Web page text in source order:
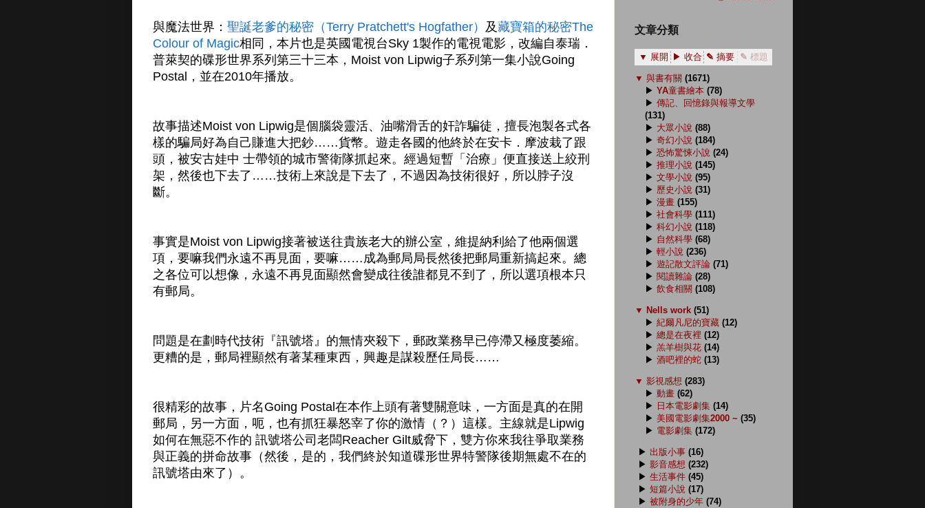
與魔法世界： 聖誕老爹的秘密（Terry Pratchett's Hogfather） 及藏寶箱的秘密The
Colour of Magic相同，本片也是英國電視台Sky 1製作的電視電影，改編自泰瑞．
普萊契的碟形世界系列第三十三本，Moist von Lipwig子系列第一集小說Going
Postal，並在2010年播放。
故事描述Moist von Lipwig是個腦袋靈活、油嘴滑舌的奸詐騙徒，擅長泡製各式各
樣的騙局好為自己賺進大把鈔……貨幣。遊走各國的他終於在安卡．摩波栽了跟
頭，被安古娃中 士帶領的城市警衛隊抓起來。經過短暫「治療」便直接送上絞刑
架，然後也下去了……技術上來說是下去了，不過因為技術很好，所以脖子沒
斷。
事實是Moist von Lipwig接著被送往貴族老大的辦公室，維提納利給了他兩個選
項，要嘛我們永遠不再見面，要嘛……成為郵局局長然後把郵局重新搞起來。總
之各位可以想像，永遠不再見面顯然會變成往後誰都見不到了，所以選項根本只
有郵局。
問題是在劃時代技術『訊號塔』的無情夾殺下，郵政業務早已停滯又極度萎縮。
更糟的是，郵局裡顯然有著某種東西，興趣是謀殺歷任局長……
很精彩的故事，片名Going Postal在本作上頭有著雙關意味，一方面是真的在開
郵局，另一方面，呃，也有抓狂暴怒宰了你的激情（？）這樣。主線就是Lipwig
如何在無惡不作的 訊號塔公司老闆Reacher Gilt威脅下，雙方你來我往爭取業務
與正義的拼命故事（然後，是的，我們終於知道碟形世界特警隊後期無處不在的
訊號塔由來了）。
文章分類
▼ 展開 ▶ 收合 ✎ 摘要 ✎ 標題
▼ 與書有關 (1671)
▶ YA童書繪本 (78)
▶ 傳記、回憶錄與報導文學
(131)
▶ 大眾小說 (88)
▶ 奇幻小說 (184)
▶ 恐怖驚悚小說 (24)
▶ 推理小說 (145)
▶ 文學小說 (95)
▶ 歷史小說 (31)
▶ 漫畫 (155)
▶ 社會科學 (111)
▶ 科幻小說 (118)
▶ 自然科學 (68)
▶ 輕小說 (236)
▶ 遊記散文評論 (71)
▶ 閱讀雜論 (28)
▶ 飲食相關 (108)
▼ Nells work (51)
▶ 紀爾凡尼的寶藏 (12)
▶ 總是在夜裡 (12)
▶ 羔羊樹與花 (14)
▶ 酒吧裡的蛇 (13)
▼ 影視感想 (283)
▶ 動畫 (62)
▶ 日本電影劇集 (14)
▶ 美國電影劇集2000 ~ (35)
▶ 電影劇集 (172)
▶ 出版小事 (16)
▶ 影音感想 (232)
▶ 生活事件 (45)
▶ 短篇小說 (17)
▶ 被附身的少年 (74)